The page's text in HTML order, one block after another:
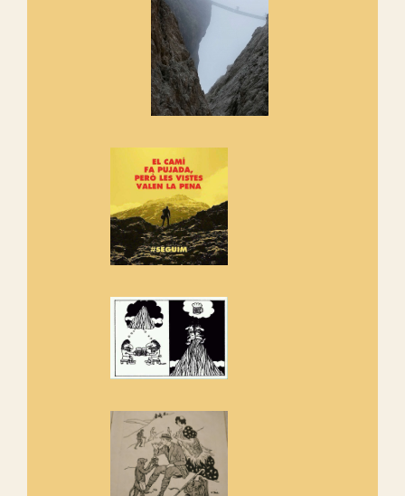
Si no podem caminar, alguna
cosa hem de fer...
Els Centpeus signen el
Manifest a favor dels Camins
adhereix-te al manifest!
Rebem un diploma dels
Amics de Sant Aniol d'Aguja
Els Centpeus estem implicats
de l'entorn de Sant Aniol